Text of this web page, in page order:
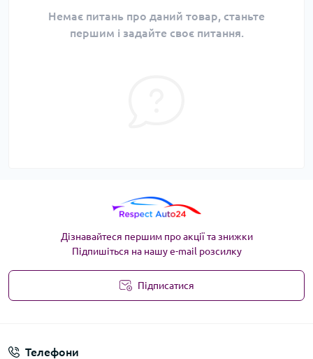
Немає питань про даний товар, станьте
першим і задайте своє питання.
Дізнавайтеся першим про акції та знижки
Підпишіться на нашу e-mail розсилку
Підписатися
Телефони